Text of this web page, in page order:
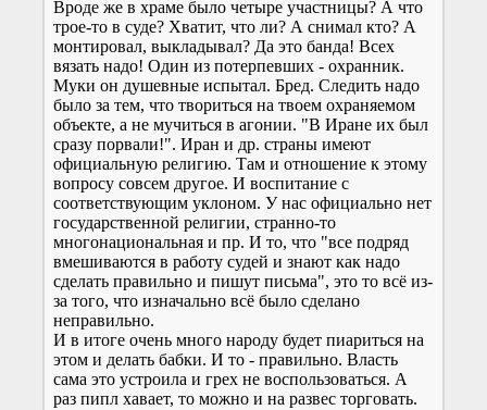
Вроде же в храме было четыре участницы? А что
трое-то в суде? Хватит, что ли? А снимал кто? А
монтировал, выкладывал? Да это банда! Всех
вязать надо! Один из потерпевших - охранник.
Муки он душевные испытал. Бред. Следить надо
было за тем, что твориться на твоем охраняемом
объекте, а не мучиться в агонии. "В Иране их был
сразу порвали!". Иран и др. страны имеют
официальную религию. Там и отношение к этому
вопросу совсем другое. И воспитание с
соответствующим уклоном. У нас официально нет
государственной религии, странно-то
многонациональная и пр. И то, что "все подряд
вмешиваются в работу судей и знают как надо
сделать правильно и пишут письма", это то всё из-
за того, что изначально всё было сделано
неправильно.
И в итоге очень много народу будет пиариться на
этом и делать бабки. И то - правильно. Власть
сама это устроила и грех не воспользоваться. А
раз пипл хавает, то можно и на развес торговать.